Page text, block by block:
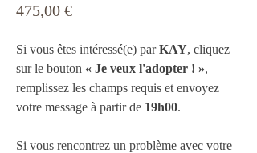
475,00 €Prix
Si vous êtes intéressé(e) par KAY, cliquez
sur le bouton « Je veux l'adopter ! »,
remplissez les champs requis et envoyez
votre message à partir de 19h00.
Si vous rencontrez un problème avec votre